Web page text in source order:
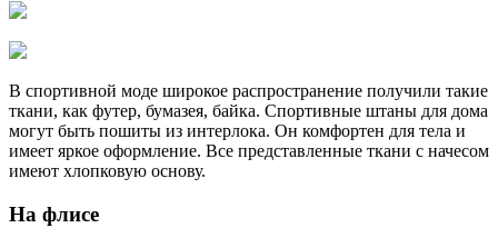
В спортивной моде широкое распространение получили такие
ткани, как футер, бумазея, байка. Спортивные штаны для дома
могут быть пошиты из интерлока. Он комфортен для тела и
имеет яркое оформление. Все представленные ткани с начесом
имеют хлопковую основу.
На флисе